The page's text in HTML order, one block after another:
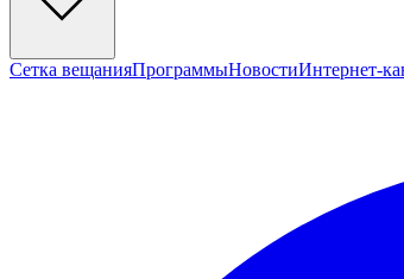
Сетка вещанияПрограммыНовостиИнтернет-